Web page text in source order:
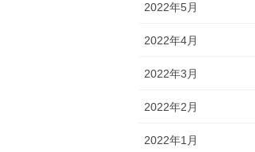
2022年5月
2022年4月
2022年3月
2022年2月
2022年1月